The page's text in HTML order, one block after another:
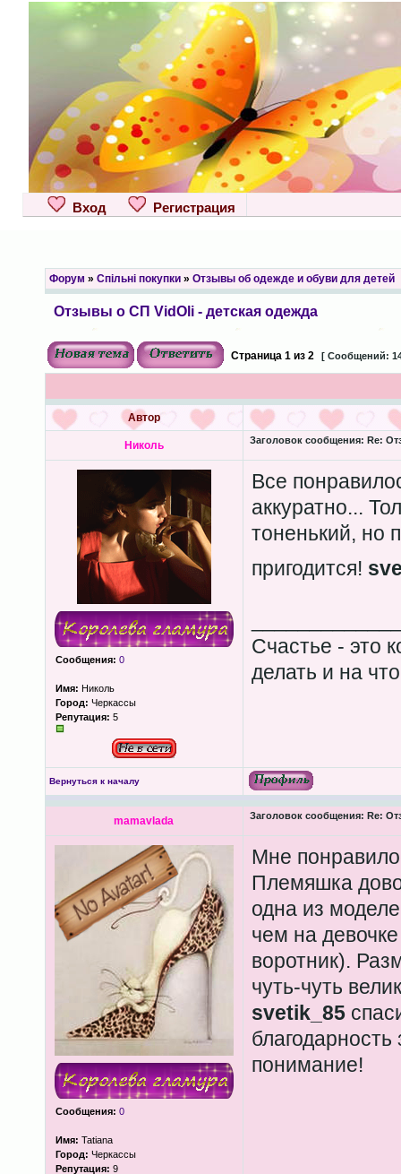
Вход Регистрация
Форум » Спільні покупки» Отзывы об одежде и обуви для детей
Отзывы о СП VidOli - детская одежда
Страница 1из 2 [ Сообщений:
Автор
Николь Заголовок сообщения: Re:
Сообщения: 0
Имя: Николь
Город: Черкассы
Репутация: 5
Все
аккуратно...
тоненький, но
пригодится!
Счастье - это
делать и на
Вернуться к началу
mamavlada Заголовок сообщения: Re:
Сообщения: 0
Имя: Tatiana
Город: Черкассы
Репутация: 9
Мне
Племяшка
одна из
чем на
воротник).
чуть-чуть
svetik_85
понимание!